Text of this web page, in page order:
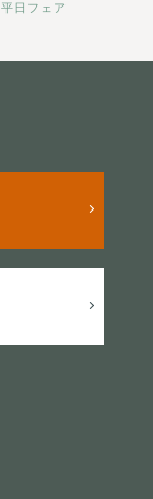
平日フェア